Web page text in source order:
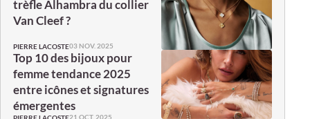
trèfle Alhambra du collier
Van Cleef ?
PIERRE LACOSTE03 NOV. 2025
Top 10 des bijoux pour
femme tendance 2025
entre icônes et signatures
émergentes
21 OCT. 2025